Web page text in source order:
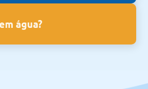
água?